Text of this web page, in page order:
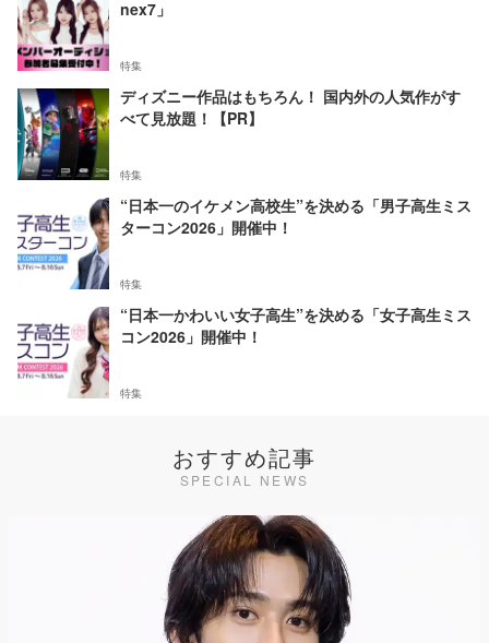
nex7」
特集
ディズニー作品はもちろん！ 国内外の人気作がす
べて見放題！【PR】
特集
“日本一のイケメン高校生”を決める「男子高生ミス
ターコン2026」開催中！
特集
“日本一かわいい女子高生”を決める「女子高生ミス
コン2026」開催中！
特集
おすすめ記事
SPECIAL NEWS